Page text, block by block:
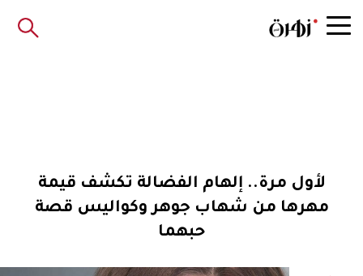
لأول مرة.. إلهام الفضالة تكشف قيمة
مهرها من شهاب جوهر وكواليس قصة
حبهما